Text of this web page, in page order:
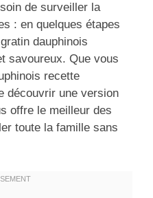
de surveiller la
: en quelques étapes
dauphinois
savoureux. Que vous
recette
découvrir une version
offre le meilleur des
toute la famille sans